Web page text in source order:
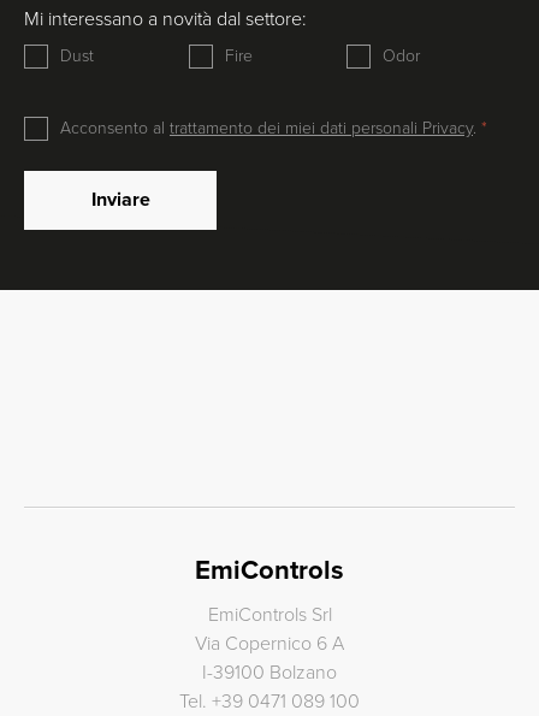
Mi interessano a novità dal settore:
Dust Fire Odor
Acconsento al trattamento dei miei dati personali Privacy.
Inviare
EmiControls
EmiControls Srl
Via Copernico 6 A
I-39100 Bolzano
Tel. +39 0471 089 100